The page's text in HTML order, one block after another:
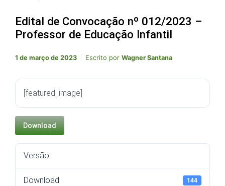
Edital de Convocação nº 012/2023 –
Professor de Educação Infantil
1 de março de 2023 Escrito por Wagner Santana
[featured_image]
Download
Versão
Download 144